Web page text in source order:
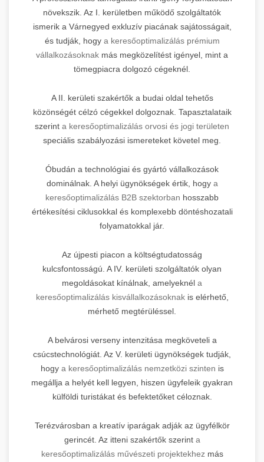
növekszik. Az I. kerületben működő szolgáltatók
ismerik a Várnegyed exkluzív piacának sajátosságait,
és tudják, hogy a keresőoptimalizálás prémium
vállalkozásoknak más megközelítést igényel, mint a
tömegpiacra dolgozó cégeknél.
A II. kerületi szakértők a budai oldal tehetős
közönségét célzó cégekkel dolgoznak. Tapasztalataik
szerint a keresőoptimalizálás orvosi és jogi területen
speciális szabályozási ismereteket követel meg.
Óbudán a technológiai és gyártó vállalkozások
dominálnak. A helyi ügynökségek értik, hogy a
keresőoptimalizálás B2B szektorban hosszabb
értékesítési ciklusokkal és komplexebb döntéshozatali
folyamatokkal jár.
Az újpesti piacon a költségtudatosság
kulcsfontosságú. A IV. kerületi szolgáltatók olyan
megoldásokat kínálnak, amelyeknél a
keresőoptimalizálás kisvállalkozásoknakis elérhető,
mérhető megtérüléssel.
A belvárosi verseny intenzitása megköveteli a
csúcstechnológiát. Az V. kerületi ügynökségek tudják,
hogy a keresőoptimalizálás nemzetközi szinten is
megállja a helyét kell legyen, hiszen ügyfeleik gyakran
külföldi turistákat és befektetőket céloznak.
Terézvárosban a kreatív iparágak adják az ügyfélkör
gerincét. Az itteni szakértők szerint a
keresőoptimalizálás művészeti projektekhez más